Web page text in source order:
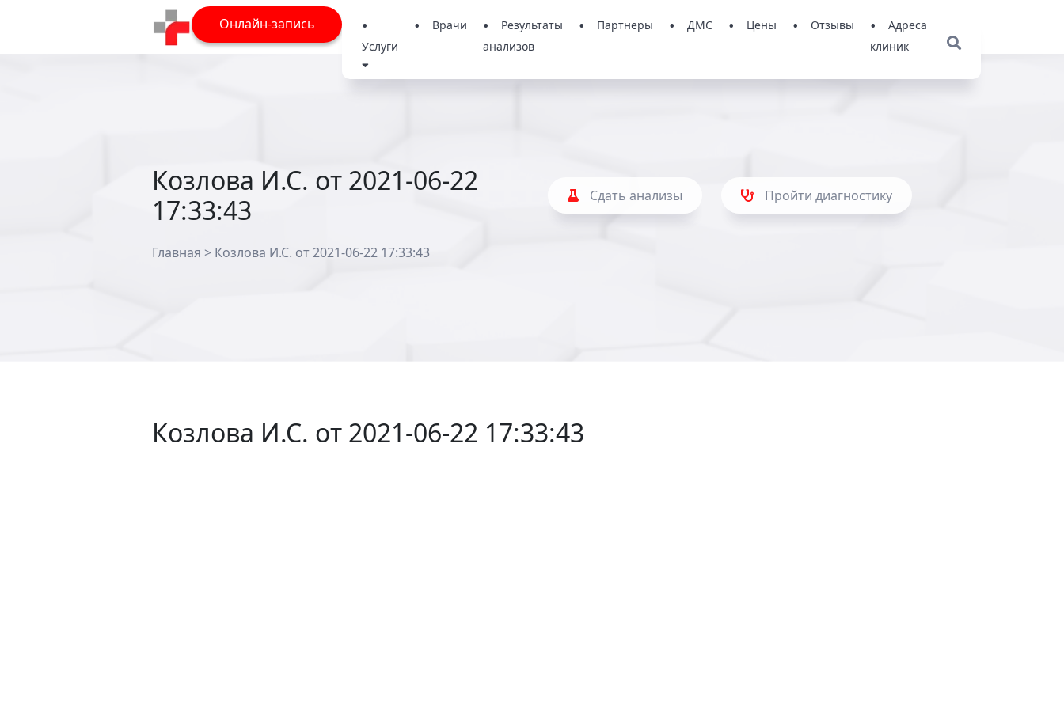
Онлайн-запись
Услуги
Врачи
Результаты
анализов
Партнеры ДМС Цены Отзывы
Адреса
клиник
Козлова И.С. от 2021-06-22
17:33:43
Сдать анализы Пройти диагностику
Главная > Козлова И.С. от 2021-06-22 17:33:43
Козлова И.С. от 2021-06-22 17:33:43